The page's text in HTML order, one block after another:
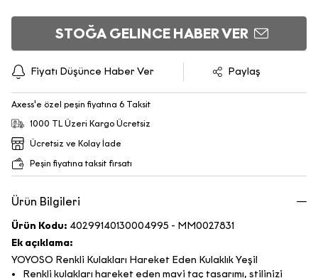
STOĞA GELINCE HABER VER
Fiyatı Düşünce Haber Ver Paylaş
Axess'e özel peşin fiyatına 6 Taksit
1000 TL Üzeri Kargo Ücretsiz
Ücretsiz ve Kolay İade
Peşin fiyatına taksit fırsatı
Ürün Bilgileri
Ürün Kodu: 40299140130004995 - MM0027831
Ek açıklama:
YOYOSO Renkli Kulakları Hareket Eden Kulaklık Yeşil
Renkli kulakları hareket eden mavi taç tasarımı, stilinizi